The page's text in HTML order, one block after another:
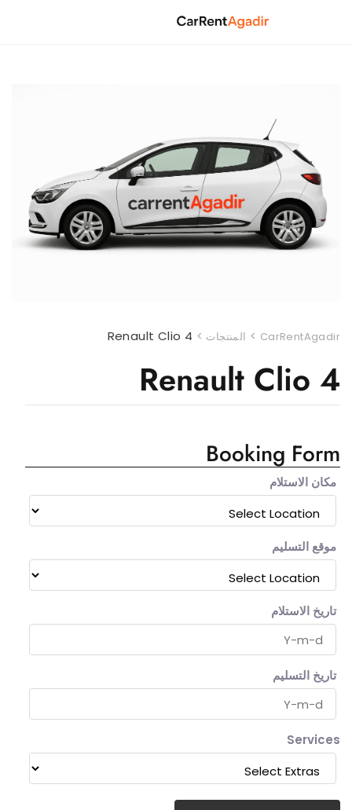
CarRentAgadir
> المنتجات >
Renault Clio 4
Renault Clio 4
Booking Form
مكان الاستلام
موقع التسليم
تاريخ الاستلام
تاريخ التسليم
Services